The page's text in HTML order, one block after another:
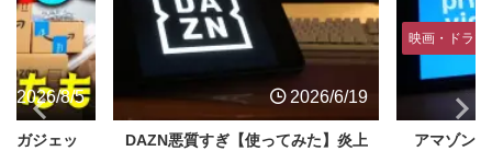
2026/6/19
みた】炎上
映画・ドラマ・アニメおすすめ
2026/6/4
アマゾンプライムビデオはなぜつ
映画・ドラ
僕がU-